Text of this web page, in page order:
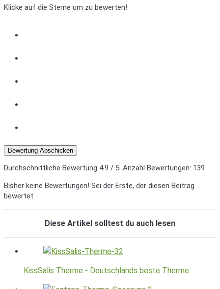
Klicke auf die Sterne um zu bewerten!
Bewertung Abschicken
Durchschnittliche Bewertung 4.9 / 5. Anzahl Bewertungen: 139
Bisher keine Bewertungen! Sei der Erste, der diesen Beitrag
bewertet.
Diese Artikel solltest du auch lesen
KissSalis Therme - Deutschlands beste Therme